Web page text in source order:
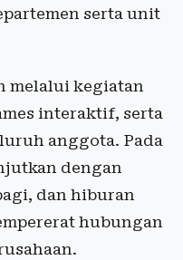
serta unit
melalui kegiatan
interaktif, serta
anggota. Pada
dengan
dan hiburan
hubungan